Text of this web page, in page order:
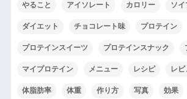
やること アイソレート カロリー ソ
ダイエット チョコレート味 プロテイン
プロテインスイーツ プロテインスナック
マイプロテイン メニュー レシピ レ
体脂肪率 体重 作り方 写真 効果